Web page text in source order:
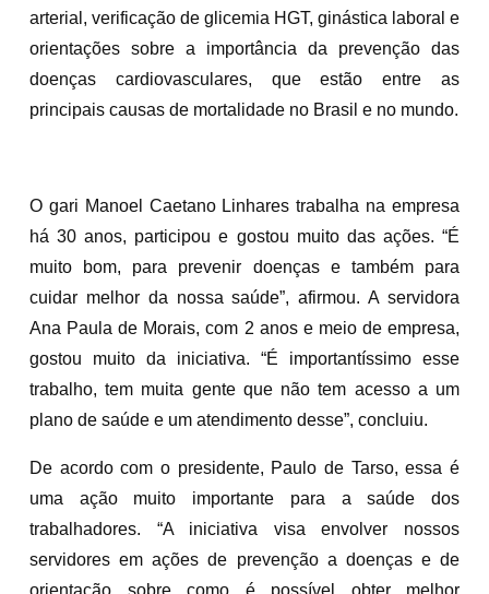
arterial, verificação de glicemia HGT, ginástica laboral e
orientações sobre a importância da prevenção das
doenças cardiovasculares, que estão entre as
principais causas de mortalidade no Brasil e no mundo.
O gari Manoel Caetano Linhares trabalha na empresa
há 30 anos, participou e gostou muito das ações. “É
muito bom, para prevenir doenças e também para
cuidar melhor da nossa saúde”, afirmou. A servidora
Ana Paula de Morais, com 2 anos e meio de empresa,
gostou muito da iniciativa. “É importantíssimo esse
trabalho, tem muita gente que não tem acesso a um
plano de saúde e um atendimento desse”, concluiu.
De acordo com o presidente, Paulo de Tarso, essa é
uma ação muito importante para a saúde dos
trabalhadores. “A iniciativa visa envolver nossos
servidores em ações de prevenção a doenças e de
orientação sobre como é possível obter melhor